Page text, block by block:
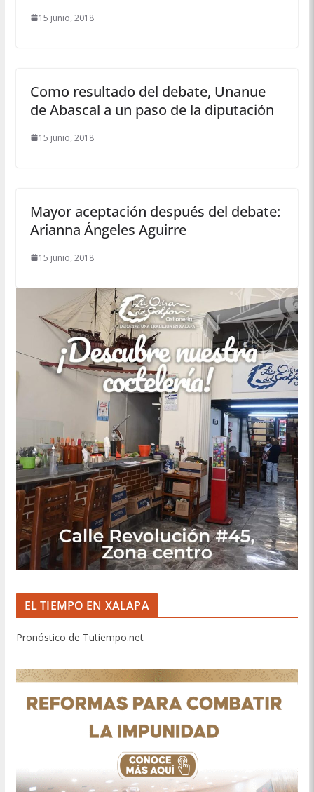
15 junio, 2018
Como resultado del debate, Unanue
de Abascal a un paso de la diputación
15 junio, 2018
Mayor aceptación después del debate:
Arianna Ángeles Aguirre
15 junio, 2018
EL TIEMPO EN XALAPA
Pronóstico de Tutiempo.net